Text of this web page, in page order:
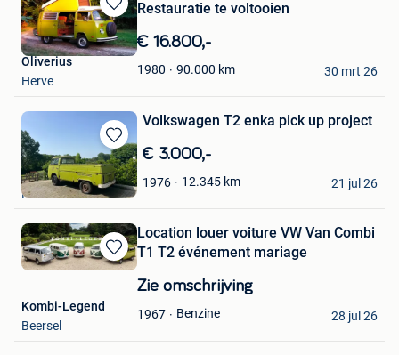
Bewaren
in
Mijn
Favorieten
Restauratie te voltooien
€ 16.800,-
1980 90.000 km
Oliverius
Herve
30 mrt 26
Bewaren
in
Mijn
Favorieten
Volkswagen T2 enka pick up project
€ 3.000,-
1976 12.345 km
RestoCars
Herzele
21 jul 26
Bewaren
Favorieten
Location louer voiture VW Van Combi
T1 T2 événement mariage
Zie omschrijving
1967 Benzine
Kombi-Legend
Beersel
28 jul 26